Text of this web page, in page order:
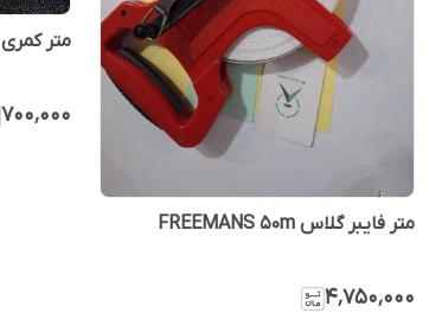
متر فایبر گلاس FREEMANS 50m
۴٬۷۵۰٬۰۰۰
متر کمری FREEMANS 3M
۷۰۰٬۰۰۰